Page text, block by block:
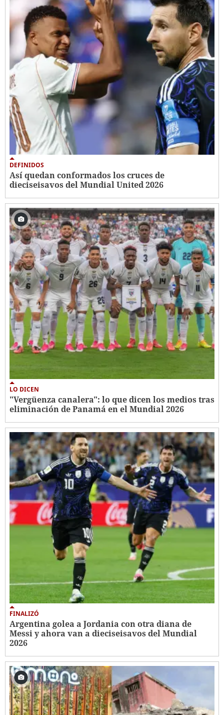
DEFINIDOS
Así quedan conformados los cruces de
dieciseisavos del Mundial United 2026
LO DICEN
"Vergüenza canalera": lo que dicen los medios tras
eliminación de Panamá en el Mundial 2026
FINALIZÓ
Argentina golea a Jordania con otra diana de
Messi y ahora van a dieciseisavos del Mundial
2026